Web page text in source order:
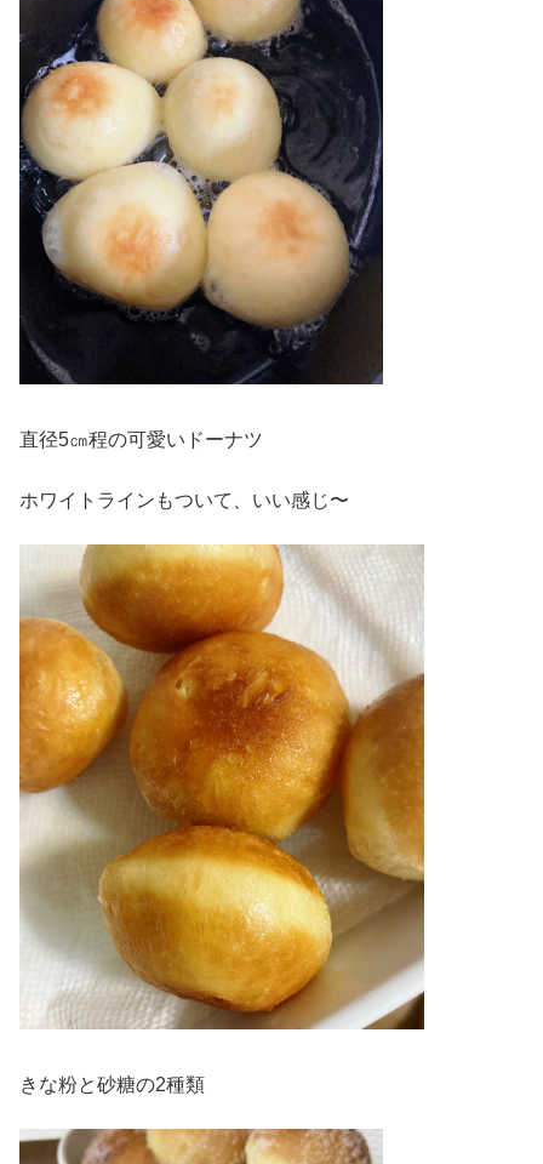
直径5㎝程の可愛いドーナツ
ホワイトラインもついて、いい感じ〜
きな粉と砂糖の2種類